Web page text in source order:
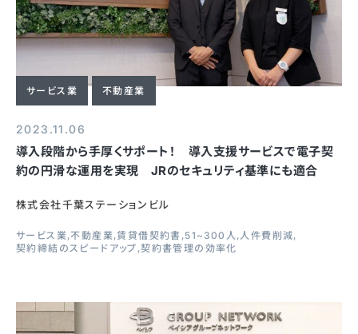
サービス業 不動産業
2023.11.06
導入段階から手厚くサポート！ 導入支援サービスで電子契
約の円滑な運用を実現 JRのセキュリティ基準にも適合
株式会社千葉ステーションビル
サービス業 不動産業 賃貸借契約書 51~300人 人件費削減
契約締結のスピードアップ 契約書管理の効率化